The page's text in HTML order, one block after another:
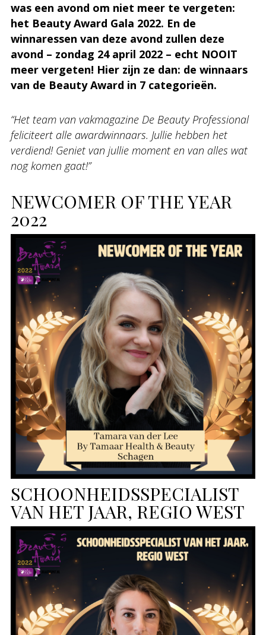
was een avond om niet meer te vergeten:
het Beauty Award Gala 2022. En de
winnaressen van deze avond zullen deze
avond – zondag 24 april 2022 – echt NOOIT
meer vergeten! Hier zijn ze dan: de winnaars
van de Beauty Award in 7 categorieën.
“Het team van vakmagazine De Beauty Professional
feliciteert alle awardwinnaars. Jullie hebben het
verdiend! Geniet van jullie moment en van alles wat
nog komen gaat!”
NEWCOMER OF THE YEAR
2022
SCHOONHEIDSSPECIALIST
VAN HET JAAR, REGIO WEST